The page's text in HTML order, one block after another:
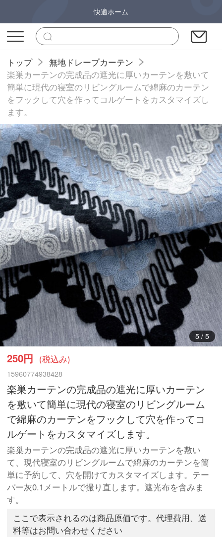
快適ホーム
トップ
無地ドレープカーテン
楽巣カーテンの完成品の遮光に厚いカーテンを敷いて
簡単に現代の寝室のリビングルームで綿麻のカーテン
をフックして穴を作ってコルゲートをカスタマイズし
ます。
5/ 5
250円 (税込み)
15960774938428
楽巣カーテンの完成品の遮光に厚いカーテン
を敷いて簡単に現代の寝室のリビングルーム
で綿麻のカーテンをフックして穴を作ってコ
ルゲートをカスタマイズします。
楽巢カーテンの完成品の遮光に厚いカーテンを敷い
て、現代寝室のリビングルームで綿麻のカーテンを簡
単に予約して、穴を開けてカスタマイズします。テー
パー灰0.1メートルで撮り直します。遮光布を含みま
す。
ここで表示されるのは商品原価です。代理費用、送
料等はお問い合わせください